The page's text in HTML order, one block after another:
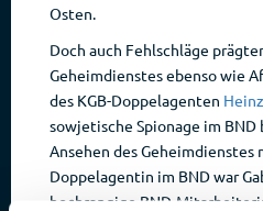
Osten.
Doch auch Fehlschläge
Geheimdienstes ebenso wie
des KGB-Doppelagenten
sowjetische Spionage im
Ansehen des Geheimdienstes
Doppelagentin im BND war
hochrangige BND-